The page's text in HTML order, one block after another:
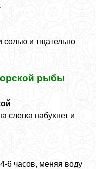
солью и тщательно
рыбы
слегка набухнет и
6 часов, меняя воду